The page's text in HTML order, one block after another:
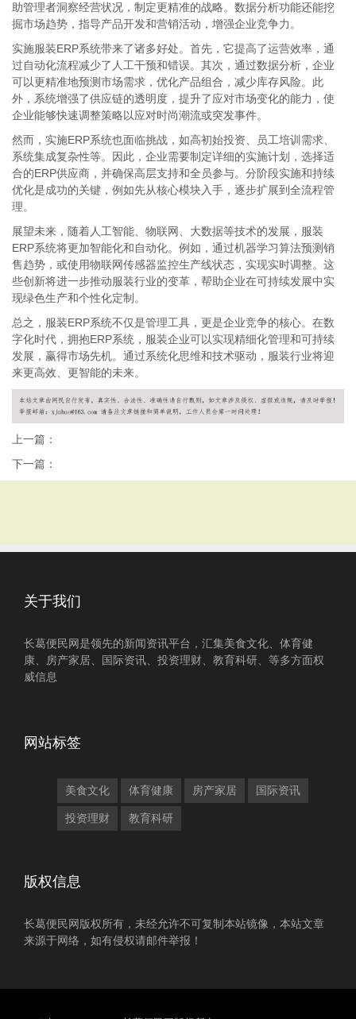
助管理者洞察经营状况，制定更精准的战略。数据分析功能还能挖
掘市场趋势，指导产品开发和营销活动，增强企业竞争力。
实施服装ERP系统带来了诸多好处。首先，它提高了运营效率，通
过自动化流程减少了人工干预和错误。其次，通过数据分析，企业
可以更精准地预测市场需求，优化产品组合，减少库存风险。此
外，系统增强了供应链的透明度，提升了应对市场变化的能力，使
企业能够快速调整策略以应对时尚潮流或突发事件。
然而，实施ERP系统也面临挑战，如高初始投资、员工培训需求、
系统集成复杂性等。因此，企业需要制定详细的实施计划，选择适
合的ERP供应商，并确保高层支持和全员参与。分阶段实施和持续
优化是成功的关键，例如先从核心模块入手，逐步扩展到全流程管
理。
展望未来，随着人工智能、物联网、大数据等技术的发展，服装
ERP系统将更加智能化和自动化。例如，通过机器学习算法预测销
售趋势，或使用物联网传感器监控生产线状态，实现实时调整。这
些创新将进一步推动服装行业的变革，帮助企业在可持续发展中实
现绿色生产和个性化定制。
总之，服装ERP系统不仅是管理工具，更是企业竞争的核心。在数
字化时代，拥抱ERP系统，服装企业可以实现精细化管理和可持续
发展，赢得市场先机。通过系统化思维和技术驱动，服装行业将迎
来更高效、更智能的未来。
上一篇：
下一篇：
关于我们
长葛便民网是领先的新闻资讯平台，汇集美食文化、体育健
康、房产家居、国际资讯、投资理财、教育科研、等多方面权
威信息
网站标签
美食文化 体育健康 房产家居 国际资讯
投资理财 教育科研
版权信息
长葛便民网版权所有，未经允许不可复制本站镜像，本站文章
来源于网络，如有侵权请邮件举报！